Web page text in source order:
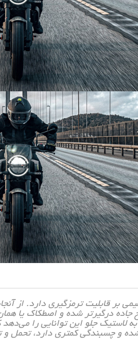
بر قابلیت ترمزگیری دارد. از
جاده درگیرتر شده و اصطکاک یا
جلو این توانایی را
و چسبندگی کمتری دارد، تحمل و